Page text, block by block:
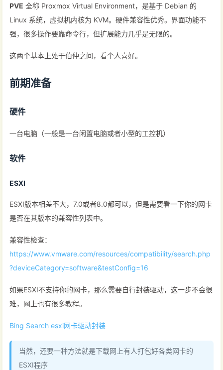
PVE 全称 Proxmox Virtual Environment，是基于 Debian 的
Linux 系统，虚拟机内核为 KVM。硬件兼容性优秀。界面功能不
强，很多操作要靠命令行，但扩展能力几乎是无限的。
这两个基本上处于伯仲之间，看个人喜好。
前期准备
硬件
一台电脑（一般是一台闲置电脑或者小型的工控机）
软件
ESXI
ESXI版本相差不大，7.0或者8.0都可以，但是需要看一下你的网卡
是否在其版本的兼容性列表中。
兼容性检查：
https://www.vmware.com/resources/compatibility/search.php
?deviceCategory=software&testConfig=16
如果ESXI不支持你的网卡，那么需要自行封装驱动，这一步不会很
难，网上也有很多教程。
Bing Search esxi网卡驱动封装
当然，还要一种方法就是下载网上有人打包好各类网卡的
ESXI程序